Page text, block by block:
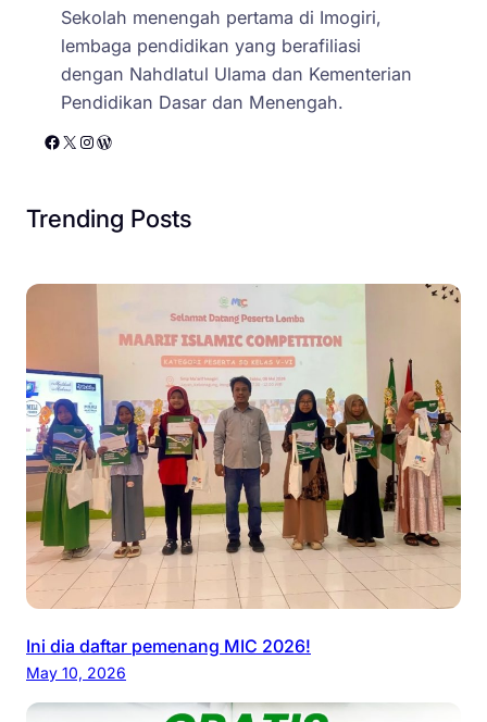
Sekolah menengah pertama di Imogiri,
lembaga pendidikan yang berafiliasi
dengan Nahdlatul Ulama dan Kementerian
Pendidikan Dasar dan Menengah.
Facebook X Instagram WordPress
Trending Posts
Ini dia daftar pemenang MIC 2026!
May 10, 2026